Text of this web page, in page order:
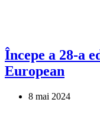
Începe a 28-a
European
8 mai 2024